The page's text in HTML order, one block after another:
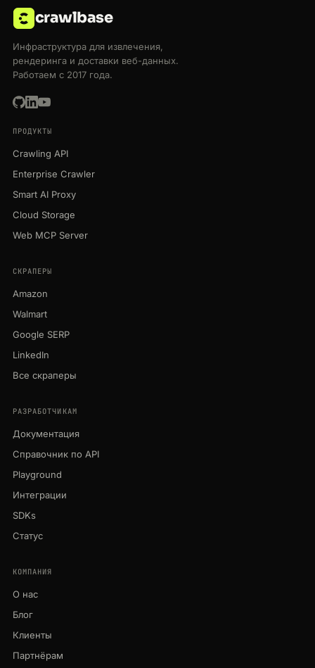
crawlbase
Инфраструктура для извлечения,
рендеринга и доставки веб-данных.
Работаем с 2017 года.
ПРОДУКТЫ
Crawling API
Enterprise Crawler
Smart AI Proxy
Cloud Storage
Web MCP Server
СКРАПЕРЫ
Amazon
Walmart
Google SERP
LinkedIn
Все скраперы
РАЗРАБОТЧИКАМ
Документация
Справочник по API
Playground
Интеграции
SDKs
Статус
КОМПАНИЯ
О нас
Блог
Клиенты
Партнёрам